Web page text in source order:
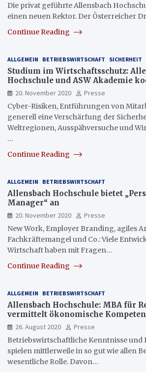
Die privat geführte Allensbach
einen neuen Rektor. Der Österreicher
Continue Reading
ALLGEMEIN BETRIEBSWIRTSCHAFT SICHERHEIT
Studium im Wirtschaftsschutz:
Hochschule und ASW Akademie
20. November 2020
Presse
Cyber-Risiken, Entführungen von
generell eine Verschärfung der
Weltregionen, Ausspähversuche und
…
Continue Reading
ALLGEMEIN BETRIEBSWIRTSCHAFT
Allensbach Hochschule bietet
Manager“ an
20. November 2020
Presse
New Work, Employer Branding, agiles
Fachkräftemangel und Co.: Viele
Wirtschaft haben mit Fragen…
Continue Reading
ALLGEMEIN BETRIEBSWIRTSCHAFT
Allensbach Hochschule: MBA für
vermittelt ökonomische
26. August 2020
Presse
Betriebswirtschaftliche Kenntnisse und
spielen mittlerweile in so gut wie allen
wesentliche Rolle. Davon…